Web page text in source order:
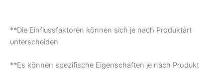
**Die Einflussfaktoren können sich je nach Produktart
unterscheiden
**Es können spezifische Eigenschaften je nach Produkt